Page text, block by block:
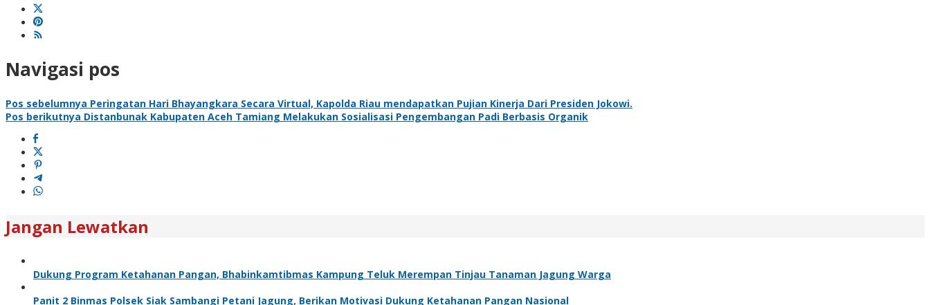
Navigasi pos
Pos sebelumnya Peringatan Hari Bhayangkara Secara Virtual, Kapolda Riau mendapatkan Pujian Kinerja Dari Presiden Jokowi.
Pos berikutnya Distanbunak Kabupaten Aceh Tamiang Melakukan Sosialisasi Pengembangan Padi Berbasis Organik
Jangan Lewatkan
Dukung Program Ketahanan Pangan, Bhabinkamtibmas Kampung Teluk Merempan Tinjau Tanaman Jagung Warga
Panit 2 Binmas Polsek Siak Sambangi Petani Jagung, Berikan Motivasi Dukung Ketahanan Pangan Nasional